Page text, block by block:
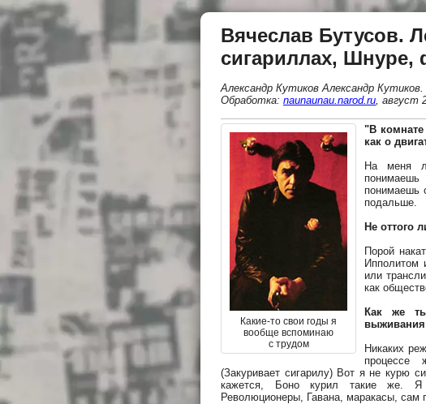
Вячеслав Бутусов.
сигариллах, Шнуре,
Александр Кутиков Александр Кутиков.
Обработка: naunaunau.narod.ru, август
Какие-то свои годы я
вообще вспоминаю
с трудом
"В
как о
На меня
понимаешь
подальше.
Не оттого
Порой
Ипполитом
или
как
Как же
выживания
Никаких
процессе
(Закуривает сигарилу) Вот я не курю
кажется, Боно курил такие же. Я
Революционеры, Гавана, маракасы, сам